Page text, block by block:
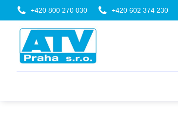
+420 800 270 030 +420 602 374 230